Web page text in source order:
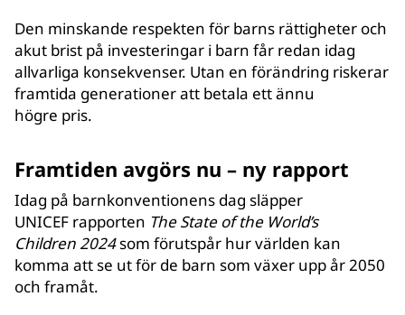
Den minskande respekten för barns rättigheter och
akut brist på investeringar i barn får redan idag
allvarliga konsekvenser. Utan en förändring riskerar
framtida generationer att betala ett ännu
högre pris.
Framtiden avgörs nu – ny rapport
Idag på barnkonventionens dag släpper
UNICEF rapporten The State of the World’s
Children 2024som förutspår hur världen kan
komma att se ut för de barn som växer upp år 2050
och framåt.